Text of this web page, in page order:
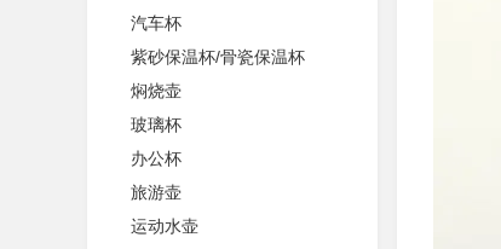
汽车杯
紫砂保温杯/骨瓷保温杯
焖烧壶
玻璃杯
办公杯
旅游壶
运动水壶